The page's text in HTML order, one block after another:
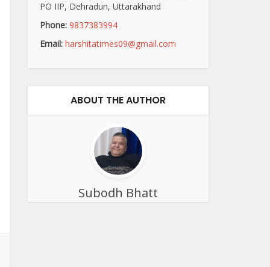
PO IIP, Dehradun, Uttarakhand
Phone: 9837383994
Email: harshitatimes09@gmail.com
ABOUT THE AUTHOR
Subodh Bhatt